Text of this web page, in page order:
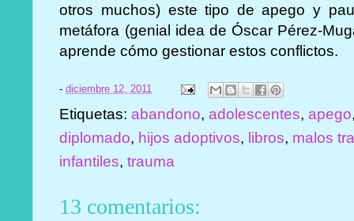
otros muchos) este tipo de apego y
metáfora (genial idea de Óscar Pérez-
aprende cómo gestionar estos conflictos.
-diciembre 12, 2011
Etiquetas:abandono,adolescentes,apego
diplomado, hijos adoptivos, libros, malos
infantiles,trauma
13 comentarios: